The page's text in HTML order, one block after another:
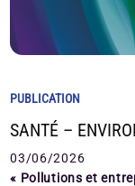
PUBLICATION
SANTÉ –
03/06/2026
« Pollutions et